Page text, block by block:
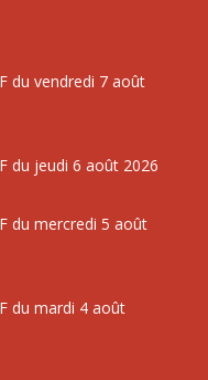
du vendredi 7 août
du jeudi 6 août 2026
du mercredi 5 août
du mardi 4 août